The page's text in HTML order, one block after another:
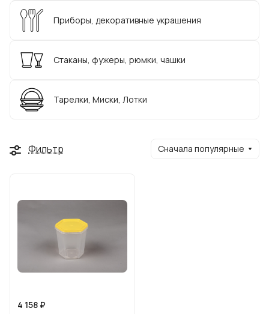
Приборы, декоративные украшения
Стаканы, фужеры, рюмки, чашки
Тарелки, Миски, Лотки
Фильтр Сначала популярные
4 158 ₽